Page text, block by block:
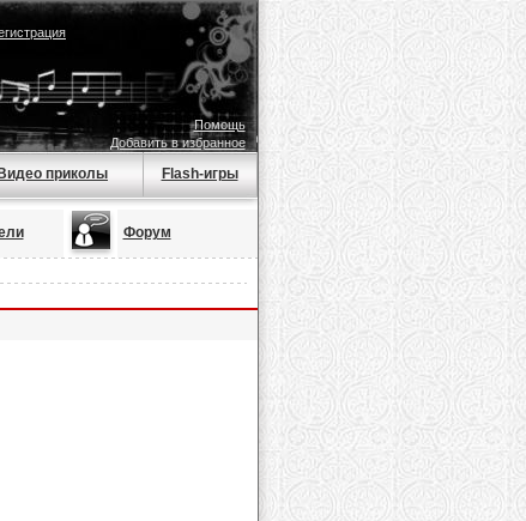
Помощь
Добавить в избранное
Видео приколы Flash-игры
Форум